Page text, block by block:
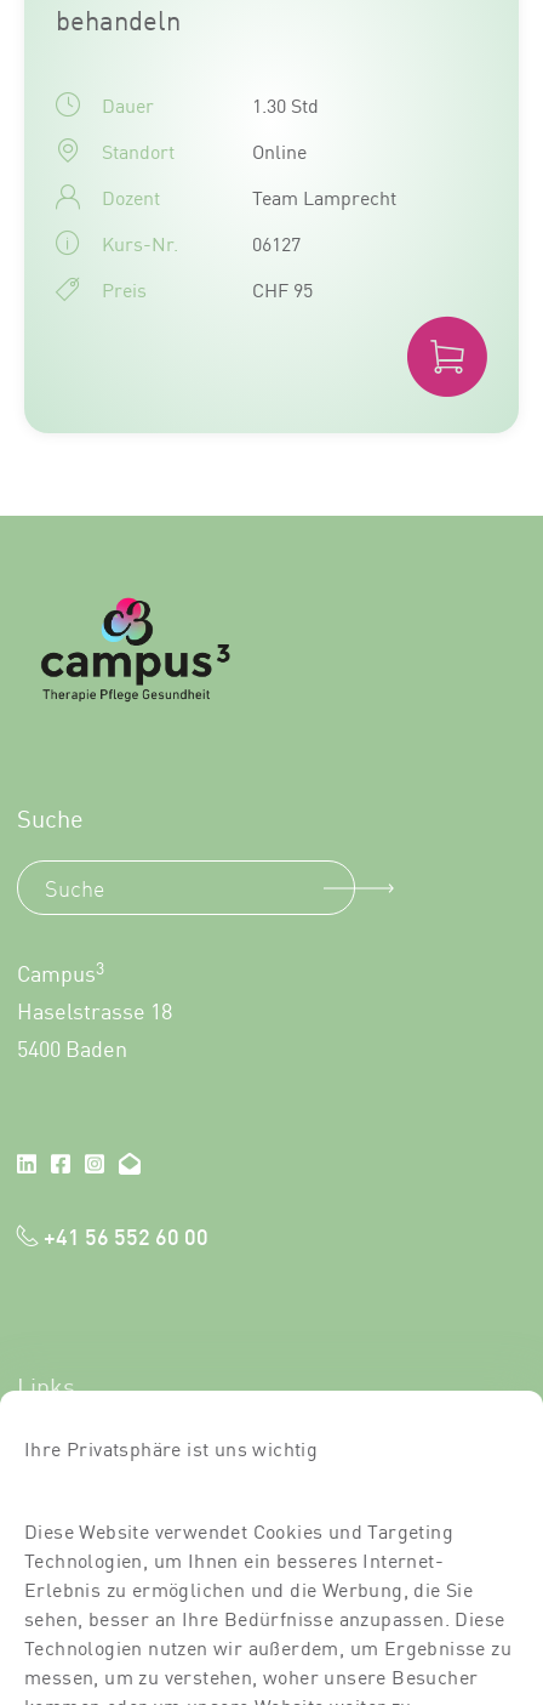
Ihre Privatsphäre ist uns wichtig
Diese Website verwendet Cookies und Targeting
Technologien, um Ihnen ein besseres Internet-
Erlebnis zu ermöglichen und die Werbung, die Sie
sehen, besser an Ihre Bedürfnisse anzupassen. Diese
Technologien nutzen wir außerdem, um Ergebnisse zu
messen, um zu verstehen, woher unsere Besucher
behandeln
Dauer
1.30 Std
Standort
Online
Dozent
Team Lamprecht
Kurs-Nr.
06127
Preis
CHF 95
Suche
Campus3
Haselstrasse 18
5400 Baden
+41 56 552 60 00
Links
Newsletter-Anmeldung
Über uns
Für Dich
Für Partner
Kontakt